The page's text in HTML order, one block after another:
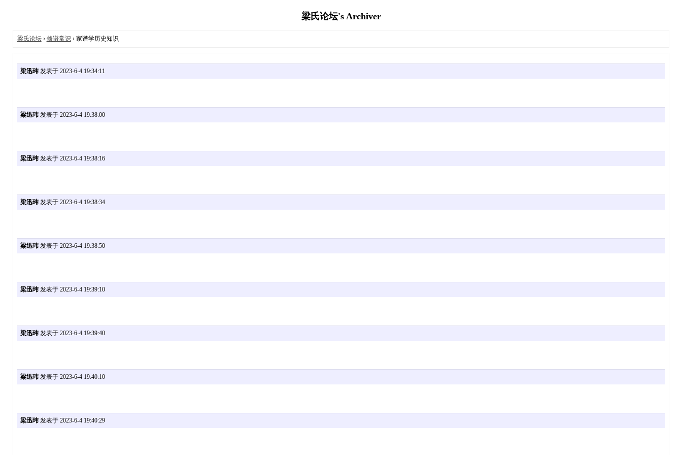
梁氏论坛's Archiver
梁氏论坛› 修谱常识 › 家谱学历史知识
梁迅玮发表于 2023-6-4 19:34:11
梁迅玮发表于 2023-6-4 19:38:00
梁迅玮发表于 2023-6-4 19:38:16
梁迅玮发表于 2023-6-4 19:38:34
梁迅玮发表于 2023-6-4 19:38:50
梁迅玮发表于 2023-6-4 19:39:10
梁迅玮发表于 2023-6-4 19:39:40
梁迅玮发表于 2023-6-4 19:40:10
梁迅玮发表于 2023-6-4 19:40:29